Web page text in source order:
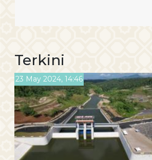
Terkini
23 May 2024, 14:46